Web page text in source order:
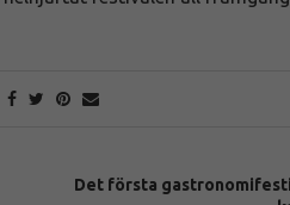
Det första